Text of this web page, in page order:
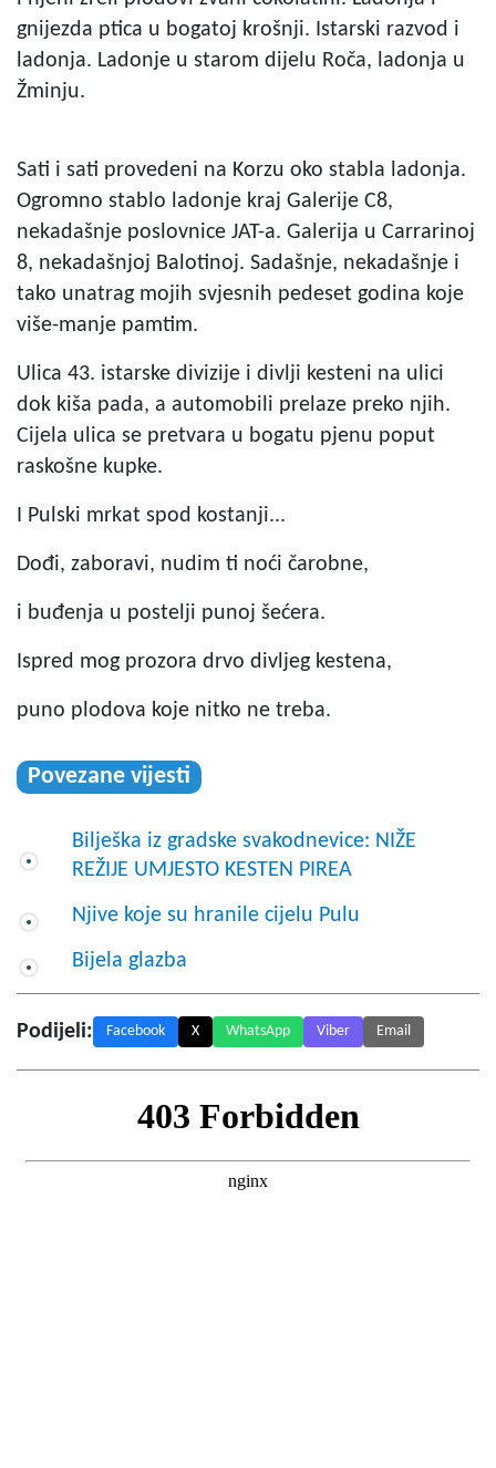
gnijezda ptica u bogatoj krošnji. Istarski razvod i
ladonja. Ladonje u starom dijelu Roča, ladonja u
Žminju.
Sati i sati provedeni na Korzu oko stabla ladonja.
Ogromno stablo ladonje kraj Galerije C8,
nekadašnje poslovnice JAT-a. Galerija u Carrarinoj
8, nekadašnjoj Balotinoj. Sadašnje, nekadašnje i
tako unatrag mojih svjesnih pedeset godina koje
više-manje pamtim.
Ulica 43. istarske divizije i divlji kesteni na ulici
dok kiša pada, a automobili prelaze preko njih.
Cijela ulica se pretvara u bogatu pjenu poput
raskošne kupke.
I Pulski mrkat spod kostanji...
Dođi, zaboravi, nudim ti noći čarobne,
i buđenja u postelji punoj šećera.
Ispred mog prozora drvo divljeg kestena,
puno plodova koje nitko ne treba.
Povezane vijesti
Bilješka iz gradske svakodnevice: NIŽE
REŽIJE UMJESTO KESTEN PIREA
Njive koje su hranile cijelu Pulu
Bijela glazba
Podijeli: Facebook X WhatsApp Viber Email